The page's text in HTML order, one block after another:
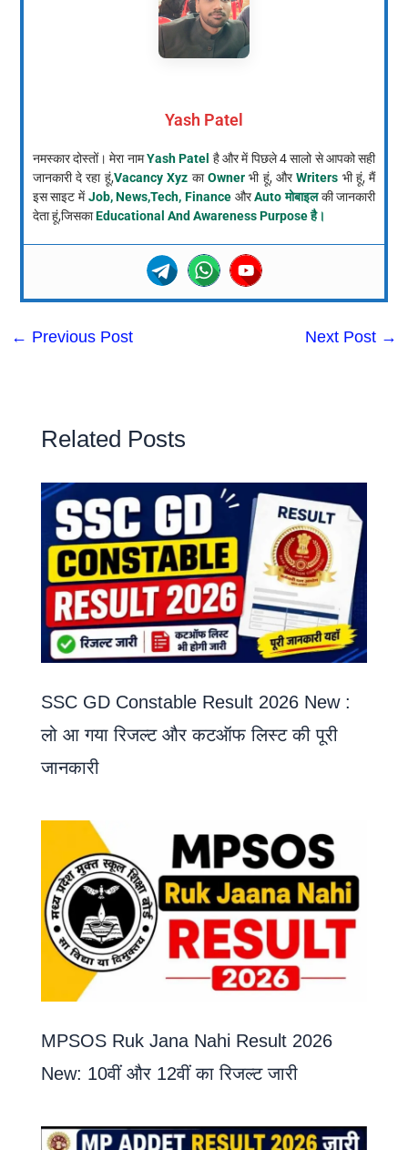
Yash Patel
नमस्कार दोस्तों। मेरा नामYash Patel है और में पिछले 4 सालो से आपको सही
जानकारी दे रहा हूं,Vacancy Xyz काOwnerभी हूं, औरWriters भी हूं, मैं
इस साइट मेंJob, News,Tech, Finance औरAuto मोबाइलकी जानकारी
देता हूं,जिसकाEducational And Awareness Purpose है।
← Previous Post Next Post →
Related Posts
SSC GD Constable Result 2026 New :
लो आ गया रिजल्ट और कटऑफ लिस्ट की पूरी
जानकारी
MPSOS Ruk Jana Nahi Result 2026
New: 10वीं और 12वीं का रिजल्ट जारी